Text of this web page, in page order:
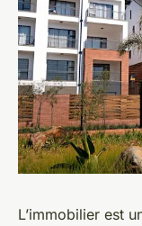
L’immobilier est